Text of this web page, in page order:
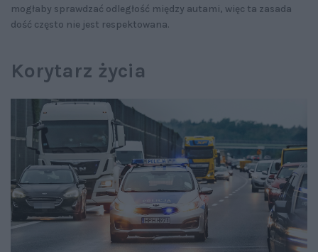
mogłaby sprawdzać odległość między autami, więc ta zasada
dość często nie jest respektowana.
Korytarz życia